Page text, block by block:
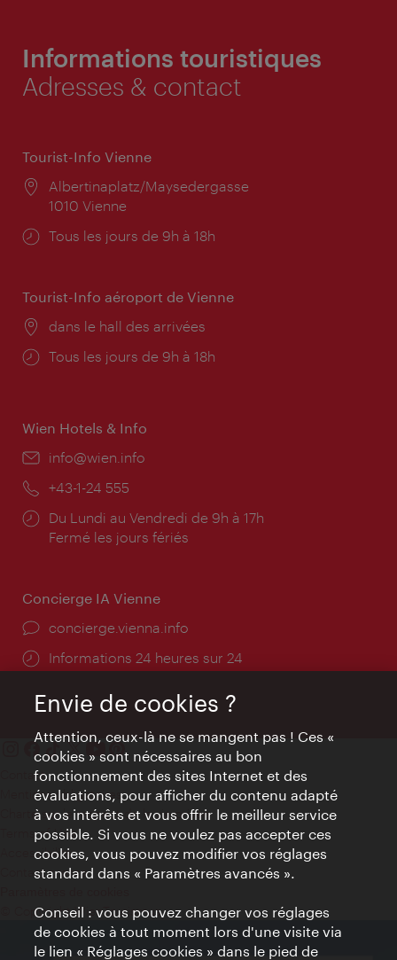
Informations touristiques
Adresses & contact
Tourist-Info Vienne
Lieu:
Albertinaplatz/Maysedergasse
1010 Vienne
Horaires
Tous les jours de 9h à 18h
Tourist-Info aéroport de Vienne
Lieu:
dans le hall des arrivées
Horaires
Tous les jours de 9h à 18h
Wien Hotels & Info
E-
info@wien.info
Téléphone:
+43-1-24 555
Horaires
d'ouverture:
Du Lundi au Vendredi de 9h à 17h
Fermé les jours fériés
Concierge IA Vienne
Ort:
concierge.vienna.info
Öffnungszeiten:
Informations 24 heures sur 24
Contact
Mentions obligatoires
Charte sur le respect de la vie privée
Terms of Use
Accessibilité
Contact presse
© Copyright WienTourismus
Envie de cookies ?
Attention, ceux-là ne se mangent pas ! Ces «
cookies » sont nécessaires au bon
fonctionnement des sites Internet et des
évaluations, pour afficher du contenu adapté
à vos intérêts et vous offrir le meilleur service
possible. Si vous ne voulez pas accepter ces
cookies, vous pouvez modifier vos réglages
standard dans « Paramètres avancés ».
Conseil : vous pouvez changer vos réglages
de cookies à tout moment lors d'une visite via
le lien « Réglages cookies » dans le pied de